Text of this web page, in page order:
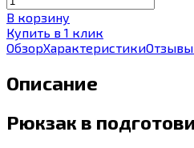
В корзину
Купить в 1 клик
ОбзорХарактеристикиОтзывы
Описание
Рюкзак в